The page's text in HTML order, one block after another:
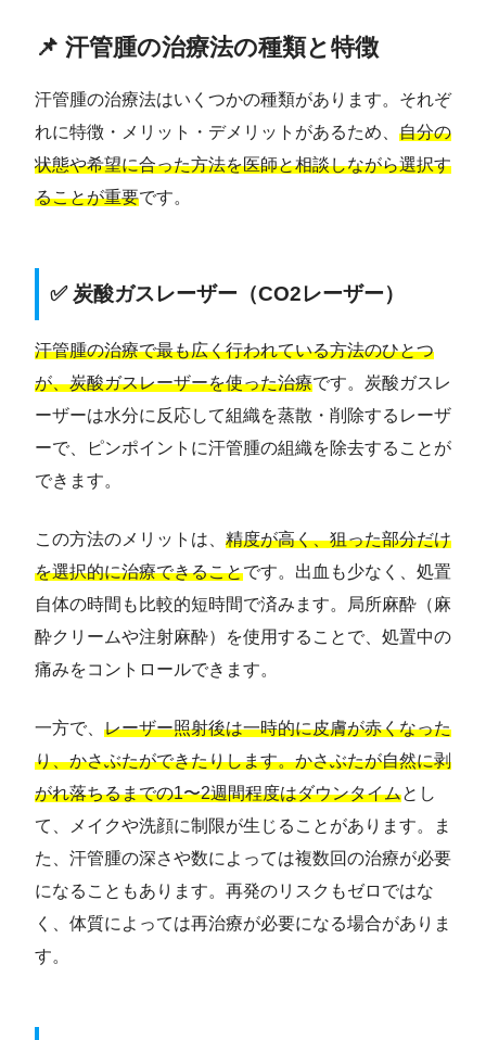
📌 汗管腫の治療法の種類と特徴
汗管腫の治療法はいくつかの種類があります。それぞ
れに特徴・メリット・デメリットがあるため、 自分の
状態や希望に合った方法を医師と相談しながら選択す
ることが重要です。
✅ 炭酸ガスレーザー（CO2レーザー）
汗管腫の治療で最も広く行われている方法のひとつ
が、炭酸ガスレーザーを使った治療です。炭酸ガスレ
ーザーは水分に反応して組織を蒸散・削除するレーザ
ーで、ピンポイントに汗管腫の組織を除去することが
できます。
この方法のメリットは、 精度が高く、狙った部分だけ
を選択的に治療できることです。出血も少なく、処置
自体の時間も比較的短時間で済みます。局所麻酔（麻
酔クリームや注射麻酔）を使用することで、処置中の
痛みをコントロールできます。
一方で、 レーザー照射後は一時的に皮膚が赤くなった
り、かさぶたができたりします。かさぶたが自然に剥
がれ落ちるまでの1〜2週間程度はダウンタイムとし
て、メイクや洗顔に制限が生じることがあります。ま
た、汗管腫の深さや数によっては複数回の治療が必要
になることもあります。再発のリスクもゼロではな
く、体質によっては再治療が必要になる場合がありま
す。